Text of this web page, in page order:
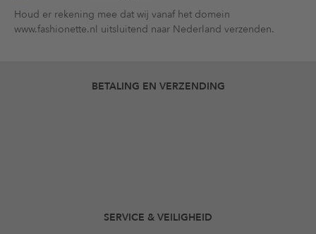
Houd er rekening mee dat wij vanaf het domein
www.fashionette.nl uitsluitend naar Nederland verzenden.
BETALING EN VERZENDING
SERVICE & VEILIGHEID